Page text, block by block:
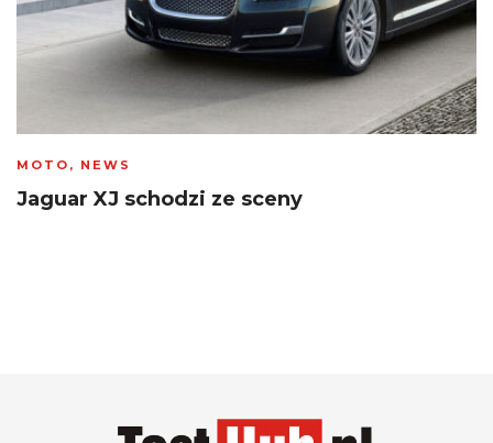
MOTO , NEWS
Jaguar XJ schodzi ze sceny